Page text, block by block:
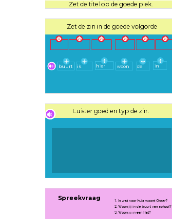
Zet de titel op de goede plek.
Zet de zin in de goede volgorde
buurt ik hier woon in
de
Luister goed en typ de zin.
1. In wat voor huis woont Omar?
2. Woon jij in de buurt van school?
3. Woon jij in een flat?
Spreekvraag